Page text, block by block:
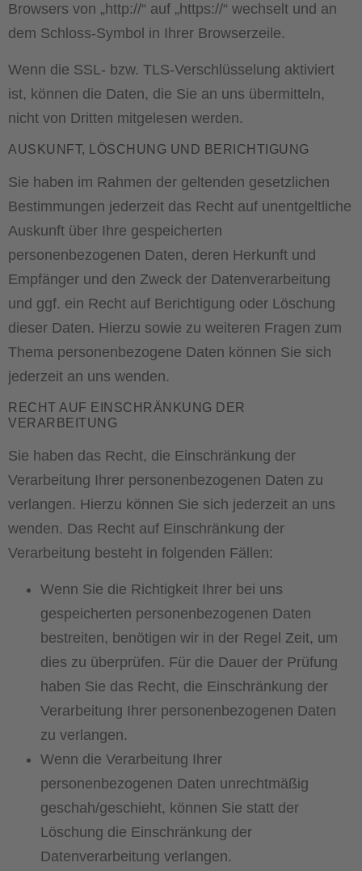
Browsers von „http://“ auf „https://“ wechselt und an
dem Schloss-Symbol in Ihrer Browserzeile.
Wenn die SSL- bzw. TLS-Verschlüsselung aktiviert
ist, können die Daten, die Sie an uns übermitteln,
nicht von Dritten mitgelesen werden.
AUSKUNFT, LÖSCHUNG UND BERICHTIGUNG
Sie haben im Rahmen der geltenden gesetzlichen
Bestimmungen jederzeit das Recht auf unentgeltliche
Auskunft über Ihre gespeicherten
personenbezogenen Daten, deren Herkunft und
Empfänger und den Zweck der Datenverarbeitung
und ggf. ein Recht auf Berichtigung oder Löschung
dieser Daten. Hierzu sowie zu weiteren Fragen zum
Thema personenbezogene Daten können Sie sich
jederzeit an uns wenden.
RECHT AUF EINSCHRÄNKUNG DER
VERARBEITUNG
Sie haben das Recht, die Einschränkung der
Verarbeitung Ihrer personenbezogenen Daten zu
verlangen. Hierzu können Sie sich jederzeit an uns
wenden. Das Recht auf Einschränkung der
Verarbeitung besteht in folgenden Fällen:
Wenn Sie die Richtigkeit Ihrer bei uns
gespeicherten personenbezogenen Daten
bestreiten, benötigen wir in der Regel Zeit, um
dies zu überprüfen. Für die Dauer der Prüfung
haben Sie das Recht, die Einschränkung der
Verarbeitung Ihrer personenbezogenen Daten
zu verlangen.
Wenn die Verarbeitung Ihrer
personenbezogenen Daten unrechtmäßig
geschah/geschieht, können Sie statt der
Löschung die Einschränkung der
Datenverarbeitung verlangen.